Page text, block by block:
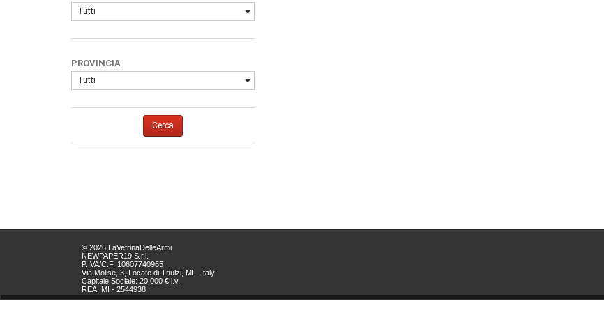
Tutti
PROVINCIA
Tutti
Cerca
© 2026 LaVetrinaDelleArmi
NEWPAPER19 S.r.l.
P.IVA/C.F. 10607740965
Via Molise, 3, Locate di Triulzi, MI - Italy
Capitale Sociale: 20.000 € i.v.
REA: MI - 2544938